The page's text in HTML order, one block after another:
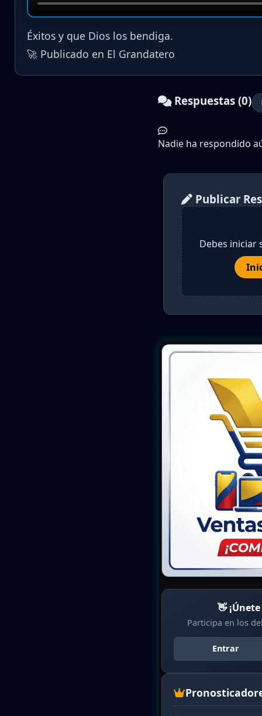
Éxitos y que Dios los bendiga.
🚀 Publicado en El Grandatero
Respuestas (0)
Nadie ha respondido
Publicar
Debes iniciar
👋
Participa en los
Entrar